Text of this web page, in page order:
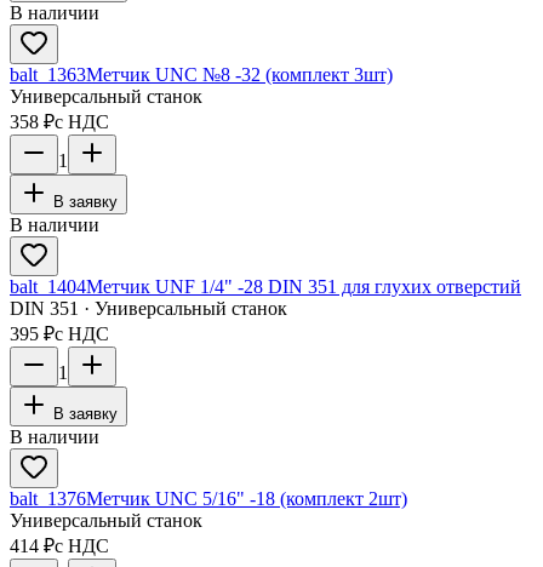
В наличии
balt_1363Метчик UNC №8 -32 (комплект 3шт)
Универсальный станок
358 ₽с НДС
1
В заявку
В наличии
balt_1404Метчик UNF 1/4" -28 DIN 351 для глухих отверстий
DIN 351 · Универсальный станок
395 ₽с НДС
1
В заявку
В наличии
balt_1376Метчик UNC 5/16" -18 (комплект 2шт)
Универсальный станок
414 ₽с НДС